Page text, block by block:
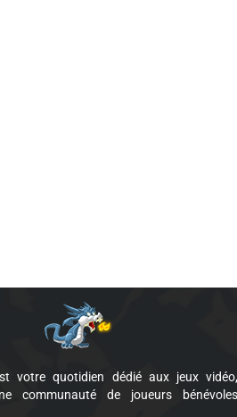
votre quotidien dédié aux jeux vidéo,
communauté de joueurs bénévoles